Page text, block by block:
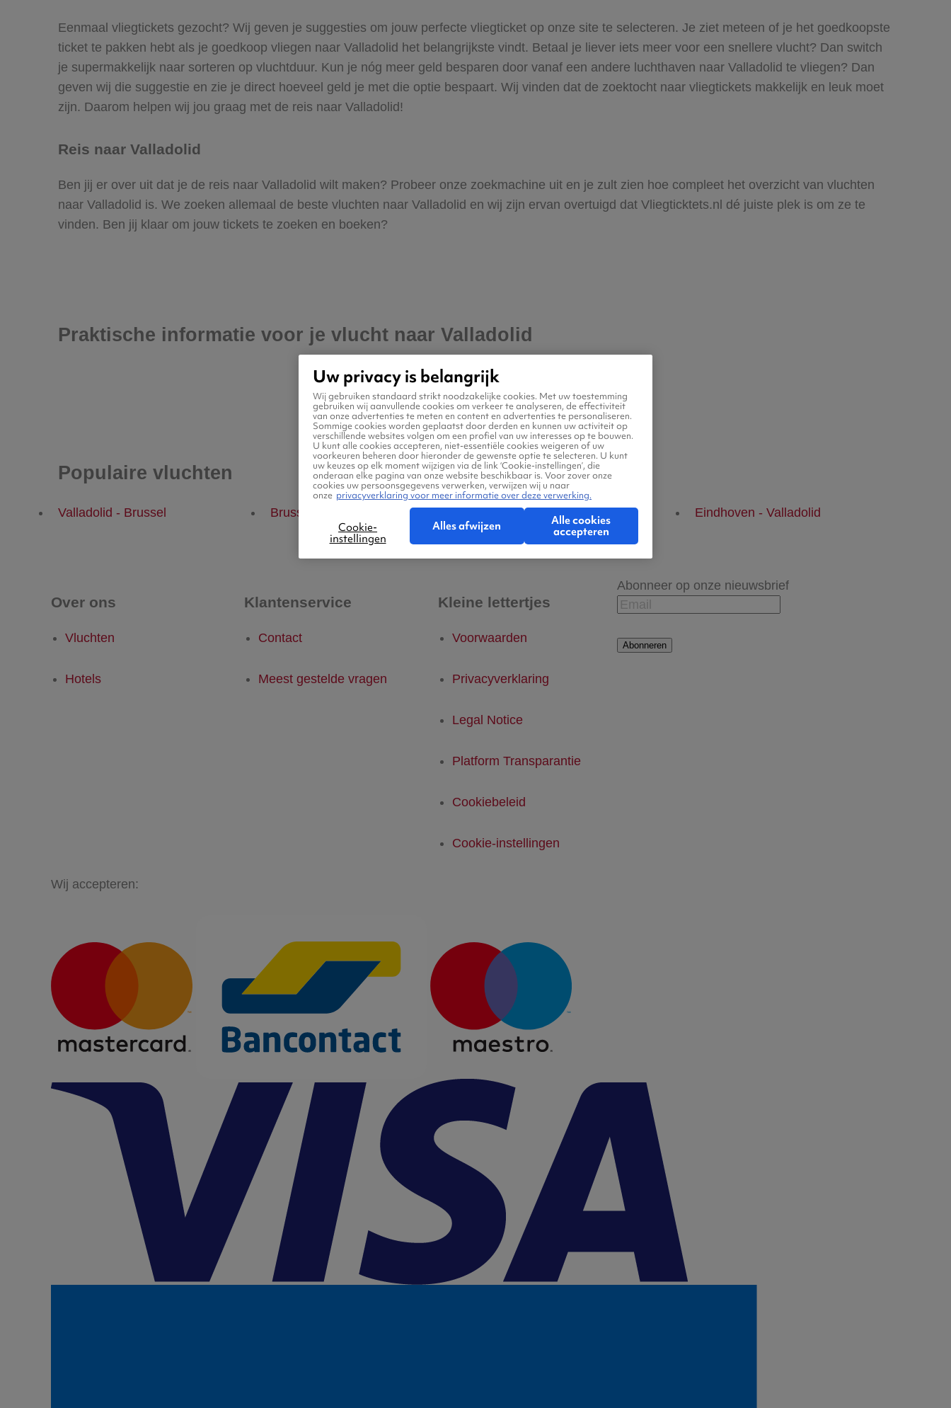
Eenmaal vliegtickets gezocht? Wij geven je suggesties om jouw perfecte vliegticket op onze site te selecteren. Je ziet meteen of je het goedkoopste
ticket te pakken hebt als je goedkoop vliegen naar Valladolid het belangrijkste vindt. Betaal je liever iets meer voor een snellere vlucht? Dan switch
je supermakkelijk naar sorteren op vluchtduur. Kun je nóg meer geld besparen door vanaf een andere luchthaven naar Valladolid te vliegen? Dan
geven wij die suggestie en zie je direct hoeveel geld je met die optie bespaart. Wij vinden dat de zoektocht naar vliegtickets makkelijk en leuk moet
zijn. Daarom helpen wij jou graag met de reis naar Valladolid!
Reis naar Valladolid
Ben jij er over uit dat je de reis naar Valladolid wilt maken? Probeer onze zoekmachine uit en je zult zien hoe compleet het overzicht van vluchten
naar Valladolid is. We zoeken allemaal de beste vluchten naar Valladolid en wij zijn ervan overtuigd dat Vliegticktets.nl dé juiste plek is om ze te
vinden. Ben jij klaar om jouw tickets te zoeken en boeken?
Praktische informatie voor je vlucht naar Valladolid
Populaire vluchten
Valladolid - Brussel Brussel - Valladolid Valladolid - Eindhoven Eindhoven - Valladolid
Over ons
Vluchten
Hotels
Klantenservice
Contact
Meest gestelde vragen
Kleine lettertjes
Voorwaarden
Privacyverklaring
Legal Notice
Platform Transparantie
Cookiebeleid
Cookie-instellingen
Abonneer op onze nieuwsbrief
Abonneren
Wij accepteren:
Uw privacy is belangrijk
Wij gebruiken standaard strikt noodzakelijke cookies. Met uw toestemming
gebruiken wij aanvullende cookies om verkeer te analyseren, de effectiviteit
van onze advertenties te meten en content en advertenties te personaliseren.
Sommige cookies worden geplaatst door derden en kunnen uw activiteit op
verschillende websites volgen om een profiel van uw interesses op te bouwen.
U kunt alle cookies accepteren, niet-essentiële cookies weigeren of uw
voorkeuren beheren door hieronder de gewenste optie te selecteren. U kunt
uw keuzes op elk moment wijzigen via de link ‘Cookie-instellingen’, die
onderaan elke pagina van onze website beschikbaar is. Voor zover onze
cookies uw persoonsgegevens verwerken, verwijzen wij u naar
onze privacyverklaring voor meer informatie over deze verwerking.
Cookie-
instellingen
Alles afwijzen
Alle cookies
accepteren